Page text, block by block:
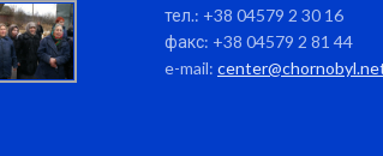
тел.: +38 04579 2 30 16
факс: +38 04579 2 81 44
e-mail: